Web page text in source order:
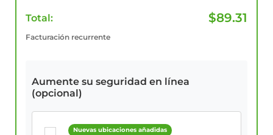
Total: $89.31
Facturación recurrente
Aumente su seguridad en línea
(opcional)
Nuevas ubicaciones añadidas